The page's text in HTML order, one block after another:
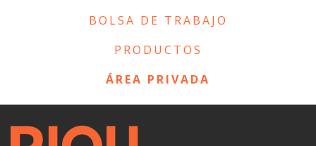
BOLSA DE TRABAJO
PRODUCTOS
ÁREA PRIVADA